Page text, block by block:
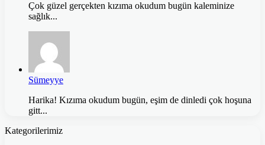
Çok güzel gerçekten kızıma okudum bugün kaleminize
sağlık...
Sümeyye
Harika! Kızıma okudum bugün, eşim de dinledi çok hoşuna
gitt...
Kategorilerimiz